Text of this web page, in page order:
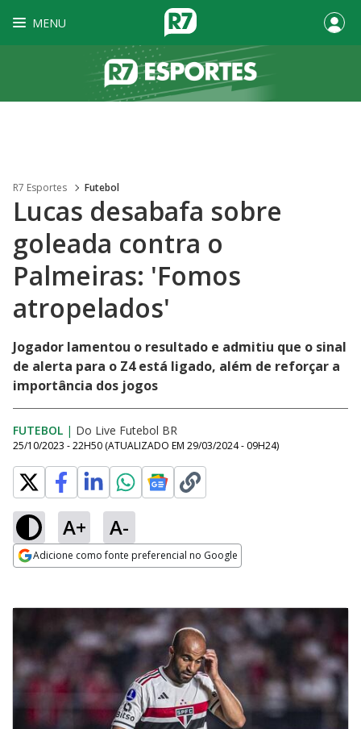
MENU
R7 Esportes Futebol
Lucas desabafa sobre
goleada contra o
Palmeiras: 'Fomos
atropelados'
Jogador lamentou o resultado e admitiu que o sinal
de alerta para o Z4 está ligado, além de reforçar a
importância dos jogos
FUTEBOL | Do Live Futebol BR
25/10/2023 - 22H50 (ATUALIZADO EM 29/03/2024 - 09H24)
A+ A-
Adicione como fonte preferencial no Google